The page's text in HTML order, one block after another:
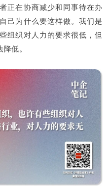
正在协商减少和同事待在办
己为什么要这样做。我们是
组织对人力的要求很低，但
低。